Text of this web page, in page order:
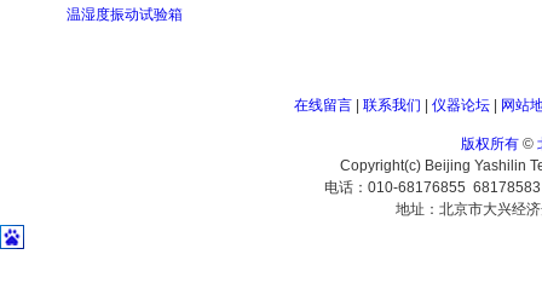
温湿度振动试验箱
在线留言| 联系我们 仪器论坛| 网站
版权所有©
Copyright(c) Beijing Yashilin
电话：010-68176855
地址：北京市大兴经